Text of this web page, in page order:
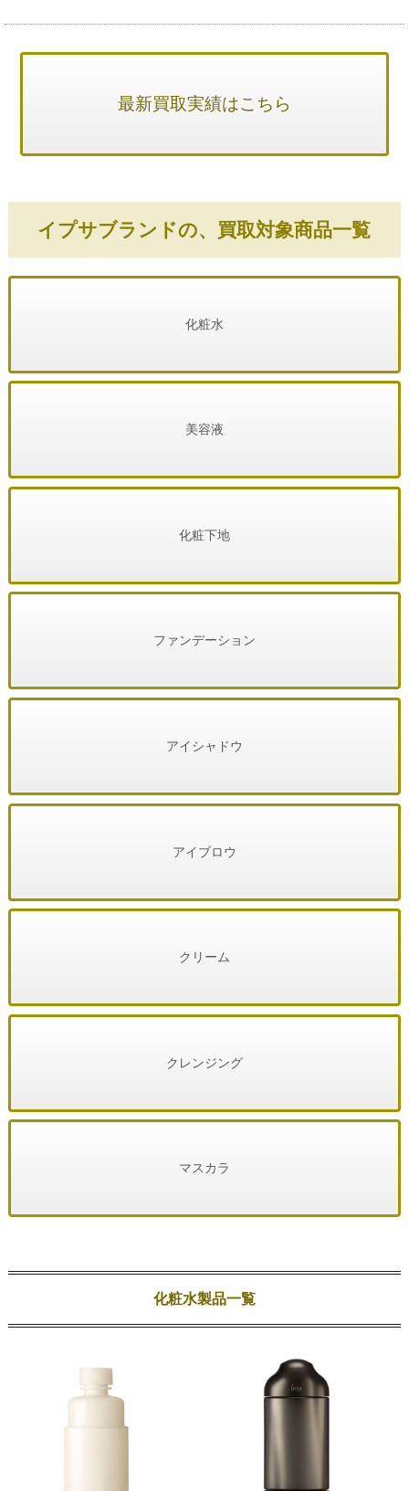
最新買取実績はこちら
イプサブランドの、買取対象商品一覧
化粧水
美容液
化粧下地
ファンデーション
アイシャドウ
アイブロウ
クリーム
クレンジング
マスカラ
化粧水製品一覧